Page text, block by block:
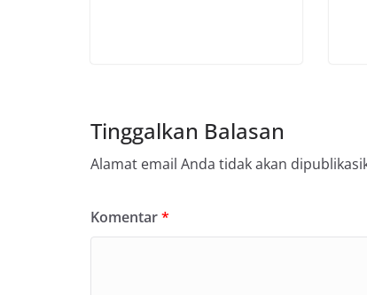
Tinggalkan Balasan
Alamat email Anda tidak akan
Komentar*